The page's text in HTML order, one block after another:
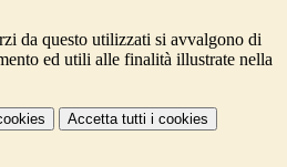
da questo utilizzati si avvalgono di
ed utili alle finalità illustrate nella
Accetta tutti i cookies